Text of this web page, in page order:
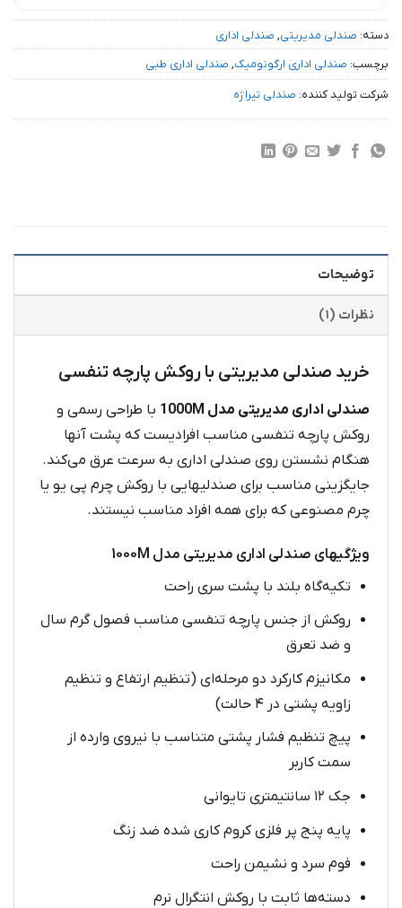
دسته: صندلی مدیریتی, صندلی اداری
برچسب: صندلی اداری ارگونومیک, صندلی اداری طبی
شرکت تولید کننده: صندلی تیراژه
توضیحات
نظرات (۱)
خرید صندلی مدیریتی با روکش پارچه تنفسی
صندلی اداری مدیریتی مدل 1000M
با طراحی رسمی و
روکش پارچه تنفسی مناسب افرادیست که پشت آنها
هنگام نشستن روی صندلی اداری به سرعت عرق می‌کند.
جایگزینی مناسب برای صندلیهایی با روکش چرم پی یو یا
چرم مصنوعی که برای همه افراد مناسب نیستند.
ویژگیهای صندلی اداری مدیریتی مدل 1000M
تکیه‌گاه بلند با پشت سری راحت
روکش از جنس پارچه تنفسی مناسب فصول گرم سال
و ضد تعرق
مکانیزم کارکرد دو مرحله‌ای (تنظیم ارتفاع و تنظیم
زاویه پشتی در ۴ حالت)
پیچ تنظیم فشار پشتی متناسب با نیروی وارده از
سمت کاربر
جک ۱۲ سانتیمتری تایوانی
پایه پنج پر فلزی کروم کاری شده ضد زنگ
فوم سرد و نشیمن راحت
دسته‌ها ثابت با روکش انتگرال نرم